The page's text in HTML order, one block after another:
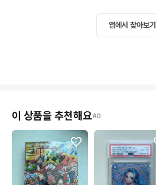
앱에서 찾아보기
이 상품을 추천해요AD